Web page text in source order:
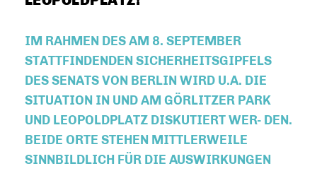
IM RAHMEN DES AM 8. SEPTEMBER
STATTFINDENDEN SICHERHEITSGIPFELS
DES SENATS VON BERLIN WIRD U.A. DIE
SITUATION IN UND AM GÖRLITZER PARK
UND LEOPOLDPLATZ DISKUTIERT WER- DEN.
BEIDE ORTE STEHEN MITTLERWEILE
SINNBILDLICH FÜR DIE AUSWIRKUNGEN